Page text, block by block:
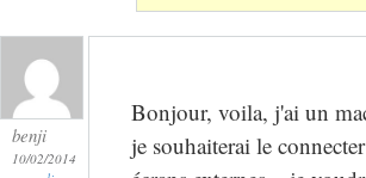
benji
10/02/2014
Bonjour, voila, j'ai un
je souhaiterai le